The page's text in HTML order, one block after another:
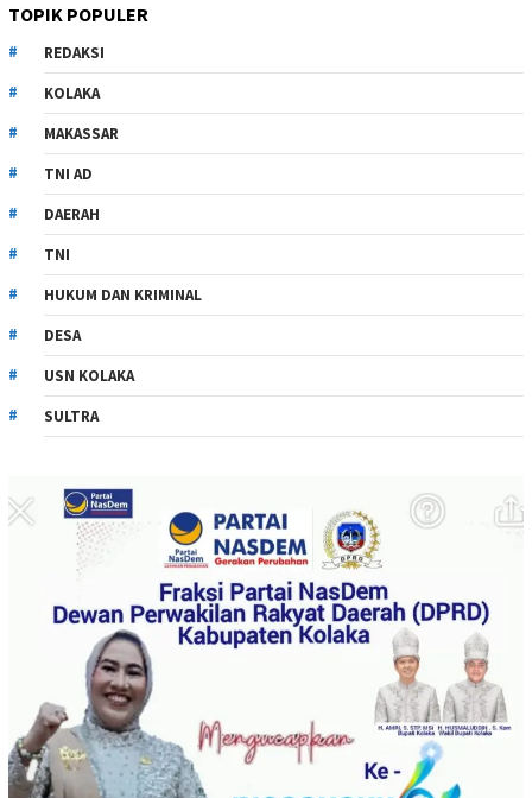
TOPIK POPULER
REDAKSI
KOLAKA
MAKASSAR
TNI AD
DAERAH
TNI
HUKUM DAN KRIMINAL
DESA
USN KOLAKA
SULTRA